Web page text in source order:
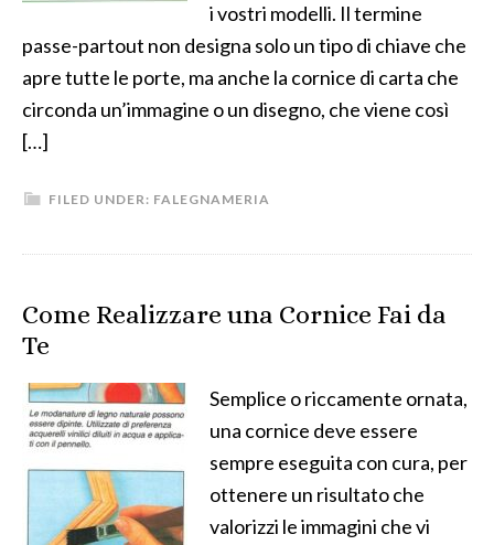
i vostri modelli. Il termine
passe-partout non designa solo un tipo di chiave che
apre tutte le porte, ma anche la cornice di carta che
circonda un’immagine o un disegno, che viene così
[…]
FILED UNDER: FALEGNAMERIA
Come Realizzare una Cornice Fai da
Te
Semplice o riccamente ornata,
una cornice deve essere
sempre eseguita con cura, per
ottenere un risultato che
valorizzi le immagini che vi